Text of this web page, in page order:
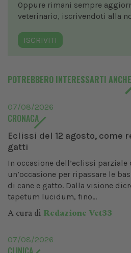
Oppure rimani sempre
veterinario, iscrivendoti alla
ISCRIVITI
POTREBBERO INTERESSARTI ANCHE
07/08/2026
CRONACA
Eclissi del 12 agosto, come
gatti
In occasione dell’eclissi parziale
un’occasione per ripassare le
di cane e gatto. Dalla visione
tapetum lucidum, fino...
A cura di Redazione Vet33
07/08/2026